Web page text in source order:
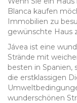
Blanca kaufen
Immobilien zu
gewünschte Haus
Jávea ist eine
Strände mit
besten in Spanien,
die erstklassigen
wunderschönen